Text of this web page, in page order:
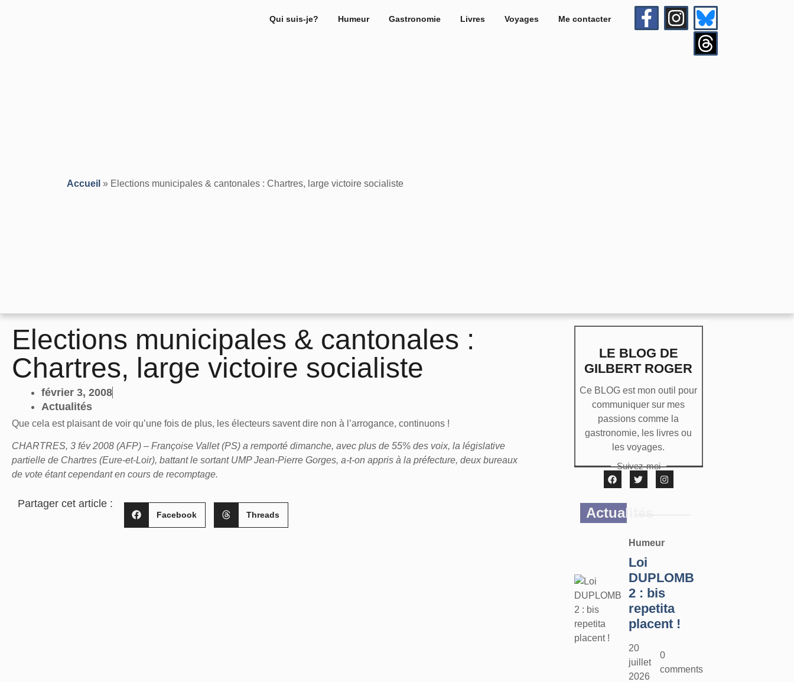
Qui suis-je? Humeur Gastronomie Livres Voyages Me contacter
Accueil » Elections municipales & cantonales : Chartres, large victoire socialiste
Elections municipales & cantonales :
Chartres, large victoire socialiste
février 3, 2008
Actualités
Que cela est plaisant de voir qu’une fois de plus, les électeurs savent dire non à l’arrogance, continuons !
CHARTRES, 3 fév 2008 (AFP) – Françoise Vallet (PS) a remporté dimanche, avec plus de 55% des voix, la législative
partielle de Chartres (Eure-et-Loir), battant le sortant UMP Jean-Pierre Gorges, a-t-on appris à la préfecture, deux bureaux
de vote étant cependant en cours de recomptage.
Partager cet article :
Facebook Threads
LE BLOG DE
GILBERT ROGER
Ce BLOG est mon outil pour
communiquer sur mes
passions comme la
gastronomie, les livres ou
les voyages.
Suivez-moi
Actualités
Humeur
Loi
DUPLOMB
2 : bis
repetita
placent !
20
juillet
2026
0
comments